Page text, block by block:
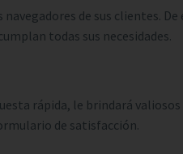
de sus clientes.
todas sus necesidades.
rápida, le brindará
de satisfacción.